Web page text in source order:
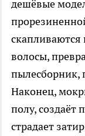
дешёвые
волосы,
пылесборник,
Наконец,
полу, создаёт
страдает